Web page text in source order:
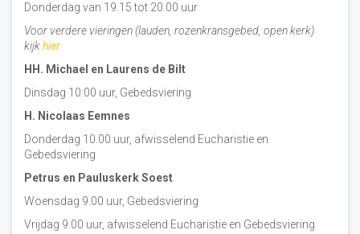
Donderdag van 19.15 tot 20.00 uur
Voor verdere vieringen (lauden, rozenkransgebed, open kerk)
kijkhier
HH. Michael en Laurens de Bilt
Dinsdag 10:00 uur, Gebedsviering
H. Nicolaas Eemnes
Donderdag 10.00 uur, afwisselend Eucharistie en
Gebedsviering
Petrus en Pauluskerk Soest
Woensdag 9.00 uur, Gebedsviering
Vrijdag 9.00 uur, afwisselend Eucharistie en Gebedsviering